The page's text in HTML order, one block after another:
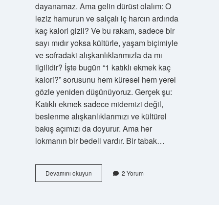
dayanamaz. Ama gelin dürüst olalım: O
leziz hamurun ve salçalı iç harcın ardında
kaç kalori gizli? Ve bu rakam, sadece bir
sayı mıdır yoksa kültürle, yaşam biçimiyle
ve sofradaki alışkanlıklarımızla da mı
ilgilidir? İşte bugün “1 katıklı ekmek kaç
kalori?” sorusunu hem küresel hem yerel
gözle yeniden düşünüyoruz. Gerçek şu:
Katıklı ekmek sadece midemizi değil,
beslenme alışkanlıklarımızı ve kültürel
bakış açımızı da doyurur. Ama her
lokmanın bir bedeli vardır. Bir tabak…
Devamını okuyunAç
karnına
2 Yorum